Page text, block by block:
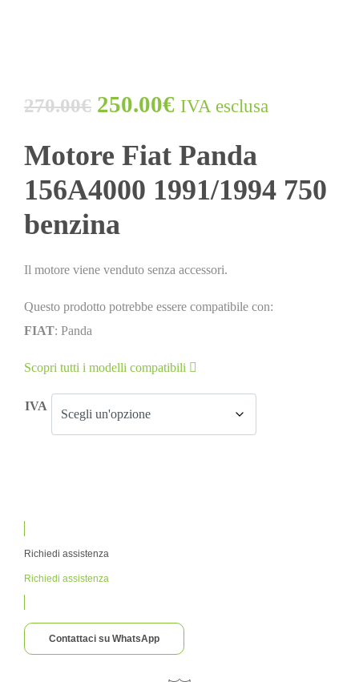
270.00€ 250.00€ IVA esclusa
Motore Fiat Panda
156A4000 1991/1994 750
benzina
Il motore viene venduto senza accessori.
Questo prodotto potrebbe essere compatibile con:
FIAT: Panda
Scopri tutti i modelli compatibili
IVA
Richiedi assistenza
Richiedi assistenza
Contattaci su WhatsApp